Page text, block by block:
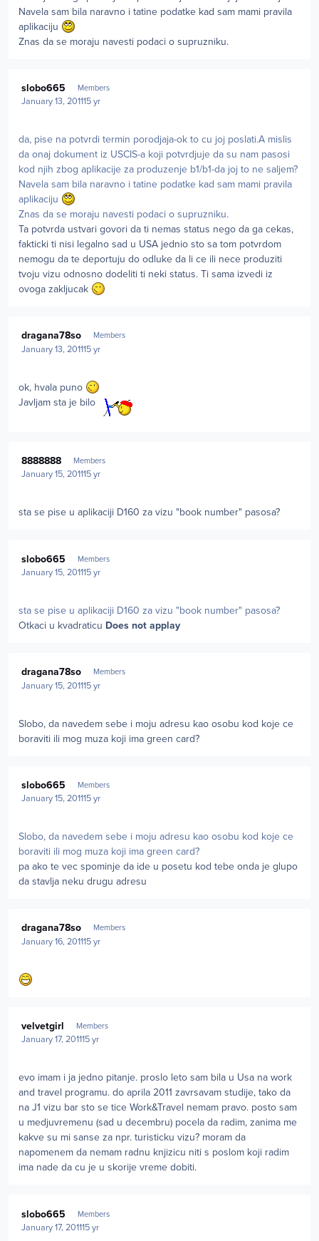
Navela sam bila naravno i tatine podatke kad sam mami pravila
aplikaciju
Znas da se moraju navesti podaci o supruzniku.
slobo665 Members
January 13, 201115 yr
da, pise na potvrdi termin porodjaja-ok to cu joj poslati.A mislis
da onaj dokument iz USCIS-a koji potvrdjuje da su nam pasosi
kod njih zbog aplikacije za produzenje b1/b1-da joj to ne saljem?
Navela sam bila naravno i tatine podatke kad sam mami pravila
aplikaciju
Znas da se moraju navesti podaci o supruzniku.
Ta potvrda ustvari govori da ti nemas status nego da ga cekas,
fakticki ti nisi legalno sad u USA jednio sto sa tom potvrdom
nemogu da te deportuju do odluke da li ce ili nece produziti
tvoju vizu odnosno dodeliti ti neki status. Ti sama izvedi iz
ovoga zakljucak
dragana78so Members
January 13, 201115 yr
ok, hvala puno
Javljam sta je bilo
8888888 Members
January 15, 201115 yr
sta se pise u aplikaciji D160 za vizu "book number" pasosa?
slobo665 Members
January 15, 201115 yr
sta se pise u aplikaciji D160 za vizu "book number" pasosa?
Otkaci u kvadraticu Does not applay
dragana78so Members
January 15, 201115 yr
Slobo, da navedem sebe i moju adresu kao osobu kod koje ce
boraviti ili mog muza koji ima green card?
slobo665 Members
January 15, 201115 yr
Slobo, da navedem sebe i moju adresu kao osobu kod koje ce
boraviti ili mog muza koji ima green card?
pa ako te vec spominje da ide u posetu kod tebe onda je glupo
da stavlja neku drugu adresu
dragana78so Members
January 16, 201115 yr
velvetgirl Members
January 17, 201115 yr
evo imam i ja jedno pitanje. proslo leto sam bila u Usa na work
and travel programu. do aprila 2011 zavrsavam studije, tako da
na J1 vizu bar sto se tice Work&Travel nemam pravo. posto sam
u medjuvremenu (sad u decembru) pocela da radim, zanima me
kakve su mi sanse za npr. turisticku vizu? moram da
napomenem da nemam radnu knjizicu niti s poslom koji radim
ima nade da cu je u skorije vreme dobiti.
slobo665 Members
January 17, 201115 yr